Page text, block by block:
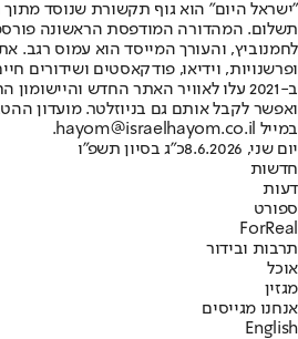
"ישראל היום" הוא גוף תקשורת שנוסד מתוך
ופרשנויות, וידיאו, פודקאסטים ושידורים
ב-2021 עלו לאוויר האתר החדש
ואפשר לקבל אותם גם בניוזלטר. מועדון
במייל hayom@israelhayom.co.il.
יום שני, 8.6.2026
כ"ג בסיון תשפ"ו
חדשות
דעות
ספורט
ForReal
תרבות ובידור
אוכל
מגזין
אנחנו מגייסים
English